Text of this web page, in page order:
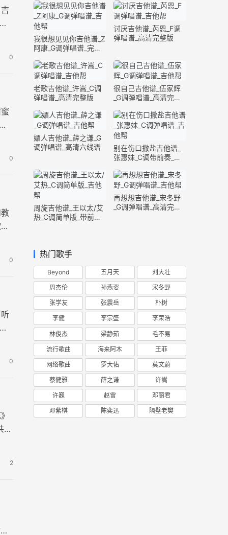
0
0
0
0
两
2
我很想见见你吉他谱_Z
阿康_G调弹唱谱_完整
讨厌吉他谱_芮恩_F调
弹唱谱_高清完整版
老歌吉他谱_许嵩_C调
弹唱谱_高清完整版
很自己吉他谱_伍家辉
_G调弹唱谱_高清完整
媚人吉他谱_薛之谦_G
调弹唱谱_高清六线谱
别在伤口撒盐吉他谱_
张惠妹_C调带前奏_完
周旋吉他谱_王以太/艾
热_C调简单版_带前奏
再想想吉他谱_宋冬野
_G调弹唱谱_高清完整
热门歌手
Beyond 五月天 刘大壮
周杰伦 孙燕姿 宋冬野
张学友 张震岳 朴树
李健 李宗盛 李荣浩
林俊杰 梁静茹 毛不易
流行歌曲 海来阿木 王菲
网络歌曲 罗大佑 莫文蔚
蔡健雅 薛之谦 许嵩
许巍 赵雷 邓丽君
邓紫棋 陈奕迅 隔壁老樊